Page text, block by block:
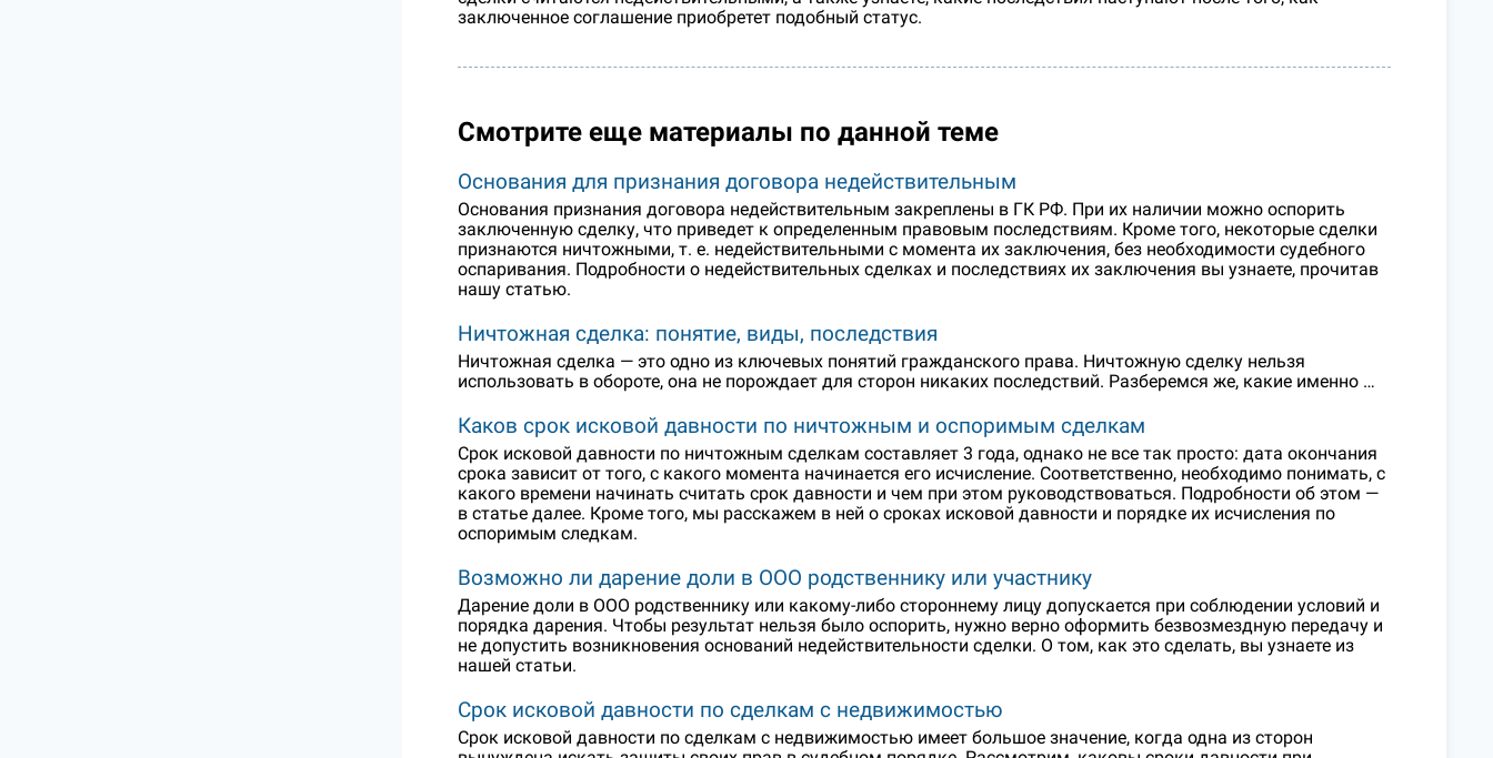
заключенное соглашение приобретет подобный статус.
Смотрите еще материалы по данной теме
Основания для признания договора недействительным
Основания признания договора недействительным закреплены в ГК РФ. При их наличии можно оспорить
заключенную сделку, что приведет к определенным правовым последствиям. Кроме того, некоторые сделки
признаются ничтожными, т. е. недействительными с момента их заключения, без необходимости судебного
оспаривания. Подробности о недействительных сделках и последствиях их заключения вы узнаете, прочитав
нашу статью.
Ничтожная сделка: понятие, виды, последствия
Ничтожная сделка — это одно из ключевых понятий гражданского права. Ничтожную сделку нельзя
использовать в обороте, она не порождает для сторон никаких последствий. Разберемся же, какие именно …
Каков срок исковой давности по ничтожным и оспоримым сделкам
Срок исковой давности по ничтожным сделкам составляет 3 года, однако не все так просто: дата окончания
срока зависит от того, с какого момента начинается его исчисление. Соответственно, необходимо понимать, с
какого времени начинать считать срок давности и чем при этом руководствоваться. Подробности об этом —
в статье далее. Кроме того, мы расскажем в ней о сроках исковой давности и порядке их исчисления по
оспоримым следкам.
Возможно ли дарение доли в ООО родственнику или участнику
Дарение доли в ООО родственнику или какому-либо стороннему лицу допускается при соблюдении условий и
порядка дарения. Чтобы результат нельзя было оспорить, нужно верно оформить безвозмездную передачу и
не допустить возникновения оснований недействительности сделки. О том, как это сделать, вы узнаете из
нашей статьи.
Срок исковой давности по сделкам с недвижимостью
Срок исковой давности по сделкам с недвижимостью имеет большое значение, когда одна из сторон